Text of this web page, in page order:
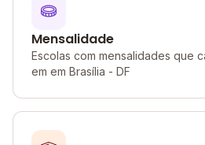
Mensalidade
Escolas com mensalidades que
em em Brasília - DF